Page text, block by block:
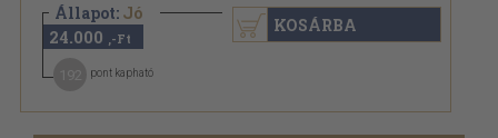
Állapot: Jó
24.000 ,-Ft
pont kapható
KOSÁRBA